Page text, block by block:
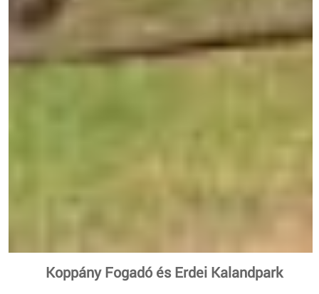
Koppány Fogadó és Erdei Kalandpark